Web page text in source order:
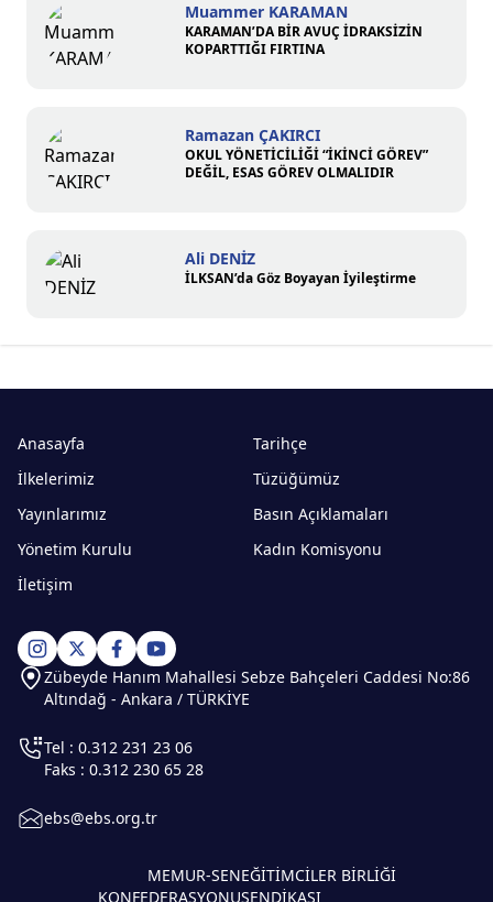
Muammer KARAMAN
KARAMAN’DA BİR AVUÇ İDRAKSİZİN
KOPARTTIĞI FIRTINA
Ramazan ÇAKIRCI
OKUL YÖNETİCİLİĞİ “İKİNCİ GÖREV”
DEĞİL, ESAS GÖREV OLMALIDIR
Ali DENİZ
İLKSAN’da Göz Boyayan İyileştirme
Anasayfa
Tarihçe
İlkelerimiz
Tüzüğümüz
Yayınlarımız
Basın Açıklamaları
Yönetim Kurulu
Kadın Komisyonu
İletişim
MEMUR-SEN
KONFEDERASYONU
EĞİTİMCİLER BİRLİĞİ
SENDİKASI
Zübeyde Hanım Mahallesi Sebze Bahçeleri Caddesi No:86
Altındağ - Ankara / TÜRKİYE
Tel : 0.312 231 23 06
Faks : 0.312 230 65 28
ebs@ebs.org.tr